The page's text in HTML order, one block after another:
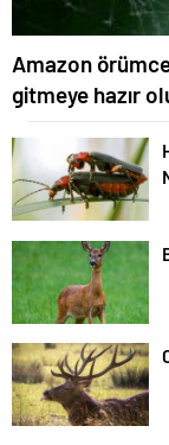
Amazon
gitmeye hazır